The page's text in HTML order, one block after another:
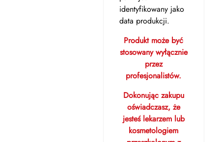
identyfikowany jako
data produkcji.
Produkt może być
stosowany wyłącznie
przez
profesjonalistów.
Dokonując zakupu
oświadczasz, że
jesteś lekarzem lub
kosmetologiem